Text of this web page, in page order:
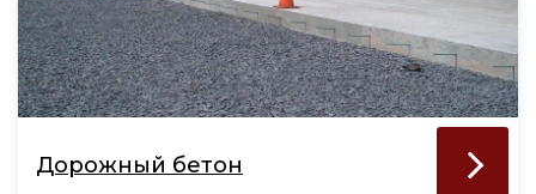
Дорожный бетон